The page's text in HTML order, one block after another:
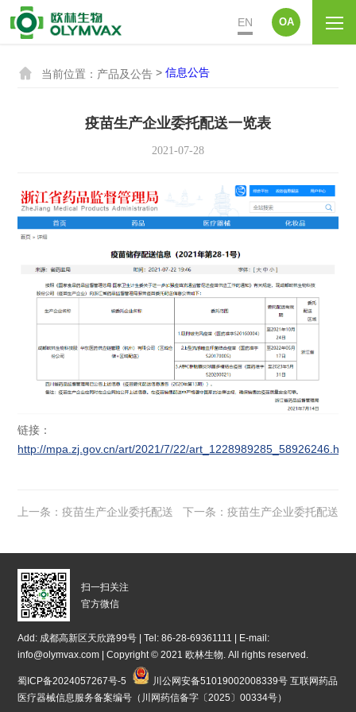
EN OA
 当前位置： 产品及公告 >信息公告
疫苗生产企业委托配送一览表
2021-07-28
链接：
http://mpa.zj.gov.cn/art/2021/7/22/art_1228989285_58926246.html
上一条：疫苗生产企业委托配送
下一条：疫苗生产企业委托配送
扫一扫关注
官方微信
Add: 成都高新区天欣路99号 | Tel: 86-28-69361111 | E-mail:
info@olymvax.com | Copyright © 2021 欧林生物. All rights reserved.
蜀ICP备2024057267号-5 川公网安备51019002008339号 互联网药品
医疗器械信息服务备案编号（川网药信备字〔2025〕00334号）